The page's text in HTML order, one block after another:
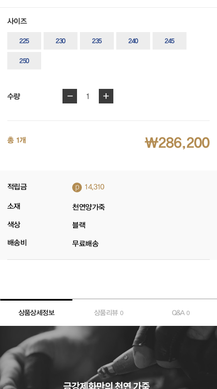
사이즈
225 230 235 240 245
250
수량 - 1 +
총 1개 ₩286,200
적립금 p 14,310
소재 천연양가죽
색상 블랙
배송비 무료배송
상품상세정보 상품리뷰 0 Q&A0